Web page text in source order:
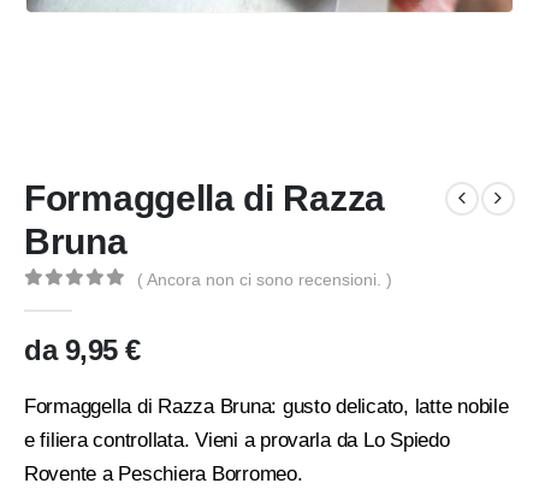
Formaggella di Razza
Bruna
( Ancora non ci sono recensioni. )
da9,95€
Formaggella di Razza Bruna: gusto delicato, latte nobile
e filiera controllata. Vieni a provarla da Lo Spiedo
Rovente a Peschiera Borromeo.